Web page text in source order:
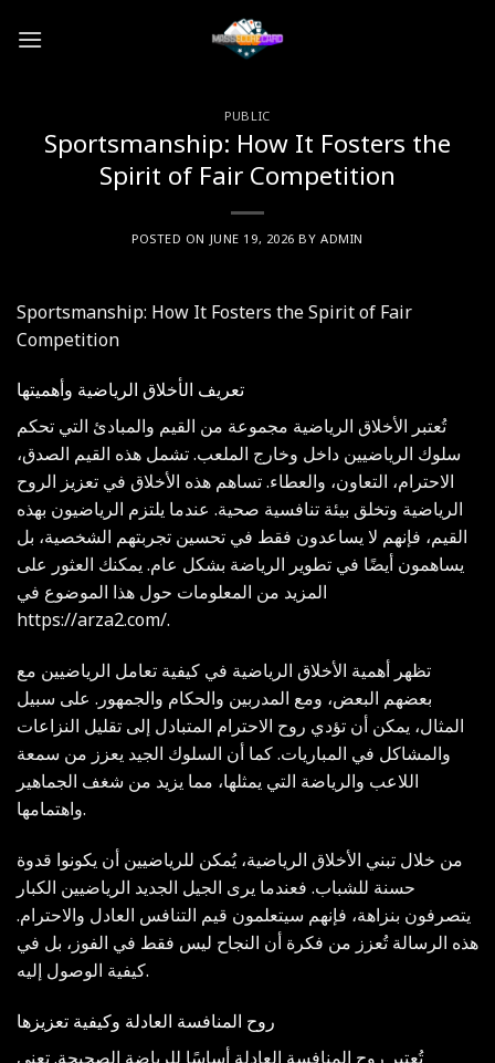
PUBLIC
Sportsmanship: How It Fosters the
Spirit of Fair Competition
POSTED ON JUNE 19, 2026 BYADMIN
Sportsmanship: How It Fosters the Spirit of Fair
Competition
تعريف الأخلاق الرياضية وأهميتها
تُعتبر الأخلاق الرياضية مجموعة من القيم والمبادئ التي تحكم
سلوك الرياضيين داخل وخارج الملعب. تشمل هذه القيم الصدق،
الاحترام، التعاون، والعطاء. تساهم هذه الأخلاق في تعزيز الروح
الرياضية وتخلق بيئة تنافسية صحية. عندما يلتزم الرياضيون بهذه
القيم، فإنهم لا يساعدون فقط في تحسين تجربتهم الشخصية، بل
يساهمون أيضًا في تطوير الرياضة بشكل عام. يمكنك العثور على
المزيد من المعلومات حول هذا الموضوع في
https://arza2.com/.
تظهر أهمية الأخلاق الرياضية في كيفية تعامل الرياضيين مع
بعضهم البعض، ومع المدربين والحكام والجمهور. على سبيل
المثال، يمكن أن تؤدي روح الاحترام المتبادل إلى تقليل النزاعات
والمشاكل في المباريات. كما أن السلوك الجيد يعزز من سمعة
اللاعب والرياضة التي يمثلها، مما يزيد من شغف الجماهير
واهتمامها.
من خلال تبني الأخلاق الرياضية، يُمكن للرياضيين أن يكونوا قدوة
حسنة للشباب. فعندما يرى الجيل الجديد الرياضيين الكبار
يتصرفون بنزاهة، فإنهم سيتعلمون قيم التنافس العادل والاحترام.
هذه الرسالة تُعزز من فكرة أن النجاح ليس فقط في الفوز، بل في
كيفية الوصول إليه.
روح المنافسة العادلة وكيفية تعزيزها